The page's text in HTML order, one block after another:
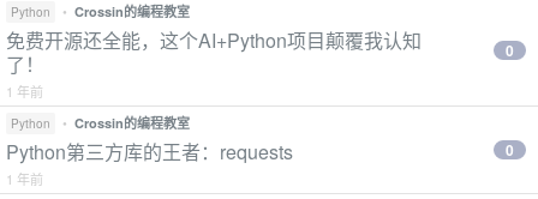
Python • Crossin的编程教室
免费开源还全能，这个AI+Python项目颠覆我认知
了！
1 年前
0
Python • Crossin的编程教室
Python第三方库的王者：requests
1 年前
0